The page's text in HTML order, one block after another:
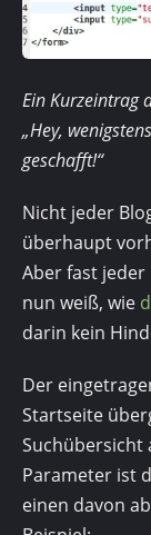
Ein Kurzeintrag
„Hey,
geschafft!“
Nicht jeder
überhaupt
Aber fast jeder
nun weiß, wie
darin kein
Der
Startseite
Suchübersicht
Parameter ist
einen davon